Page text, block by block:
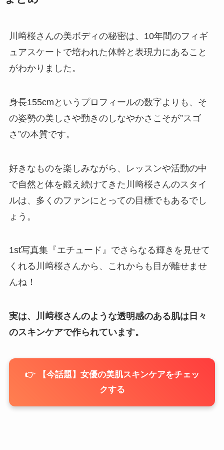
川﨑桜さんの美ボディの秘密は、10年間のフィギ
ュアスケートで培われた体幹と表現力にあること
がわかりました。
身長155cmというプロフィールの数字よりも、そ
の姿勢の美しさや動きのしなやかさこそが”スゴ
さ”の本質です。
好きなものを楽しみながら、レッスンや活動の中
で自然と体を鍛え続けてきた川﨑桜さんのスタイ
ルは、多くのファンにとっての目標でもあるでし
ょう。
1st写真集『エチュード』でさらなる輝きを見せて
くれる川﨑桜さんから、これからも目が離せませ
んね！
実は、川﨑桜さんのような透明感のある肌は日々
のスキンケアで作られています。
👉 【今話題】女優の美肌スキンケアをチェッ
クする